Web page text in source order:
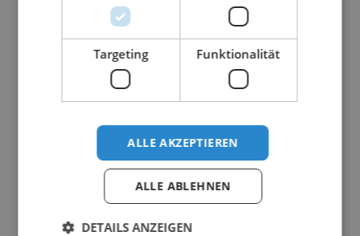
Targeting Funktionalität
ALLE AKZEPTIEREN
ALLE ABLEHNEN
DETAILS ANZEIGEN